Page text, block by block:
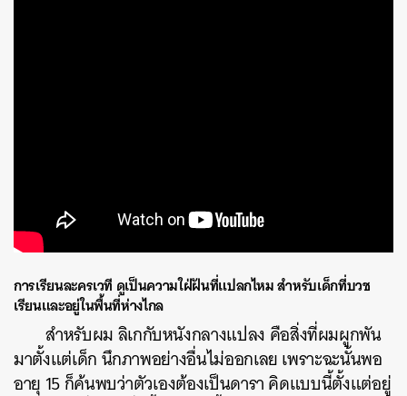
การเรียนละครเวที ดูเป็นความใฝ่ฝันที่แปลกไหมสำหรับเด็กที่บวช
เรียนและอยู่ในพื้นที่ห่างไกล
สำหรับผม ลิเกกับหนังกลางแปลง คือสิ่งที่ผมผูกพัน
มาตั้งแต่เด็ก นึกภาพอย่างอื่นไม่ออกเลย เพราะฉะนั้นพอ
อายุ 15 ก็ค้นพบว่าตัวเองต้องเป็นดารา คิดแบบนี้ตั้งแต่อยู่